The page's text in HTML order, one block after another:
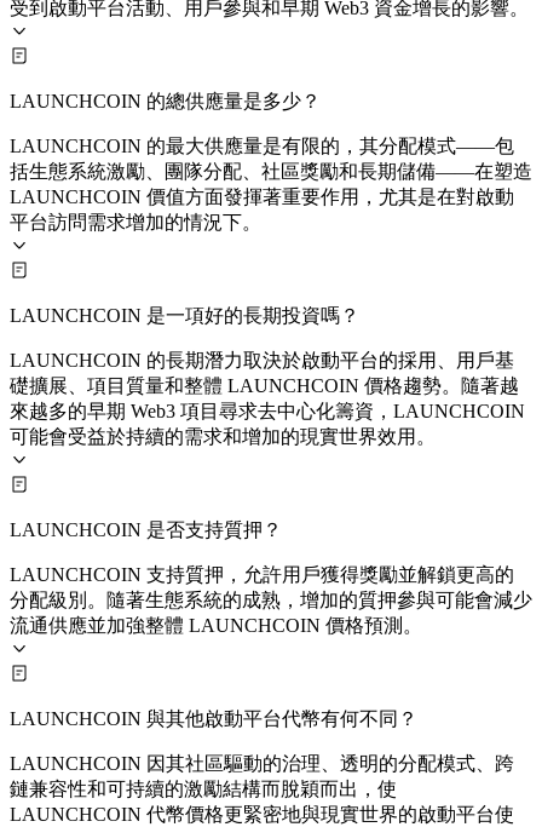
受到啟動平台活動、用戶參與和早期 Web3 資金增長的影響。
LAUNCHCOIN 的總供應量是多少？
LAUNCHCOIN 的最大供應量是有限的，其分配模式——包
括生態系統激勵、團隊分配、社區獎勵和長期儲備——在塑造
LAUNCHCOIN 價值方面發揮著重要作用，尤其是在對啟動
平台訪問需求增加的情況下。
LAUNCHCOIN 是一項好的長期投資嗎？
LAUNCHCOIN 的長期潛力取決於啟動平台的採用、用戶基
礎擴展、項目質量和整體 LAUNCHCOIN 價格趨勢。隨著越
來越多的早期 Web3 項目尋求去中心化籌資，LAUNCHCOIN
可能會受益於持續的需求和增加的現實世界效用。
LAUNCHCOIN 是否支持質押？
LAUNCHCOIN 支持質押，允許用戶獲得獎勵並解鎖更高的
分配級別。隨著生態系統的成熟，增加的質押參與可能會減少
流通供應並加強整體 LAUNCHCOIN 價格預測。
LAUNCHCOIN 與其他啟動平台代幣有何不同？
LAUNCHCOIN 因其社區驅動的治理、透明的分配模式、跨
鏈兼容性和可持續的激勵結構而脫穎而出，使
LAUNCHCOIN 代幣價格更緊密地與現實世界的啟動平台使